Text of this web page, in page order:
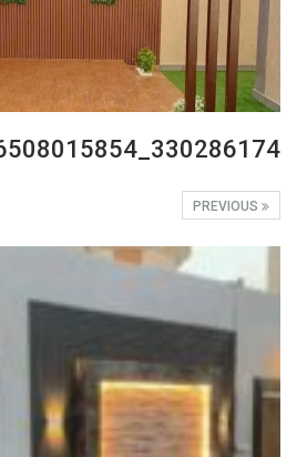
330286174_181126508015854_7773140095487290714_n